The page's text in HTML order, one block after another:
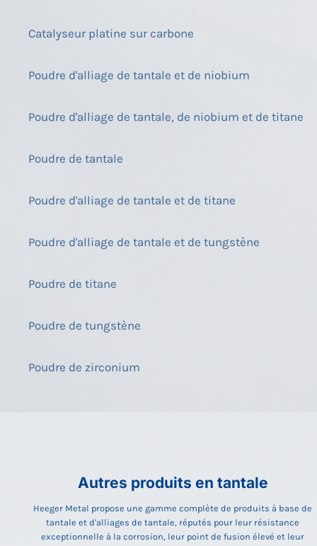
Catalyseur platine sur carbone
Poudre d'alliage de tantale et de niobium
Poudre d'alliage de tantale, de niobium et de titane
Poudre de tantale
Poudre d'alliage de tantale et de titane
Poudre d'alliage de tantale et de tungstène
Poudre de titane
Poudre de tungstène
Poudre de zirconium
Autres produits en tantale
Heeger Metal propose une gamme complète de produits à base de
tantale et d'alliages de tantale, réputés pour leur résistance
exceptionnelle à la corrosion, leur point de fusion élevé et leur